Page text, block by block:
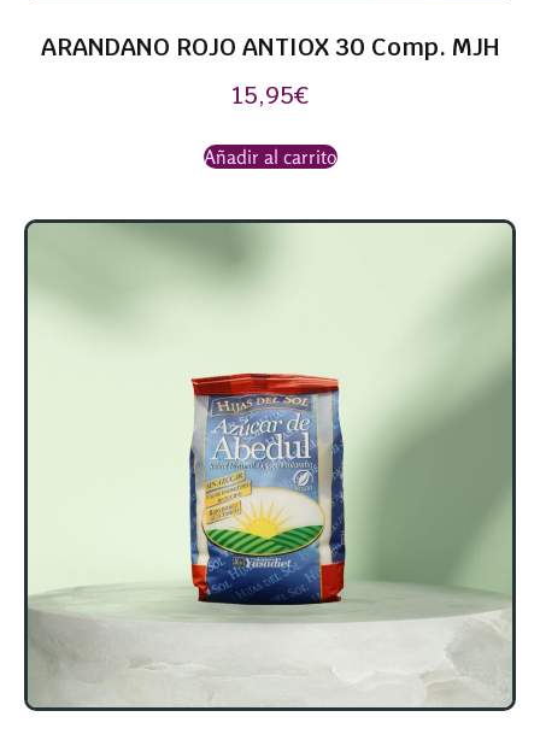
ARANDANO ROJO ANTIOX 30 Comp. MJH
15,95€
Añadir al carrito